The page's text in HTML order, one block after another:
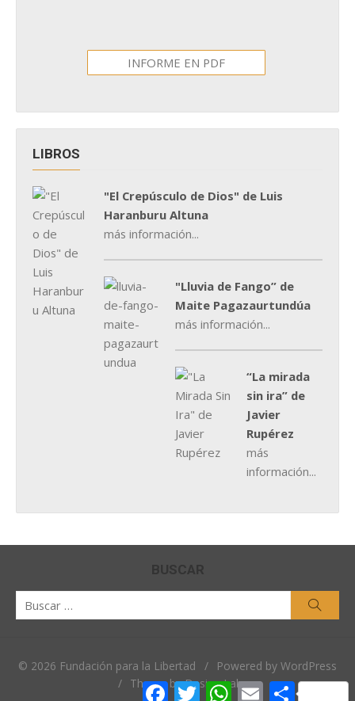
INFORME EN PDF
LIBROS
"El Crepúsculo de Dios" de Luis
Haranburu Altuna
más información...
"Lluvia de Fango” de
Maite Pagazaurtundúa
más información...
“La mirada
sin ira” de
Javier
Rupérez
más
información...
BUSCAR
© 2026 Fundación para la Libertad /
Powered by WordPress
/ Theme by Design Lab
Facebook
TwitterWhatsApp
EmailCompartir